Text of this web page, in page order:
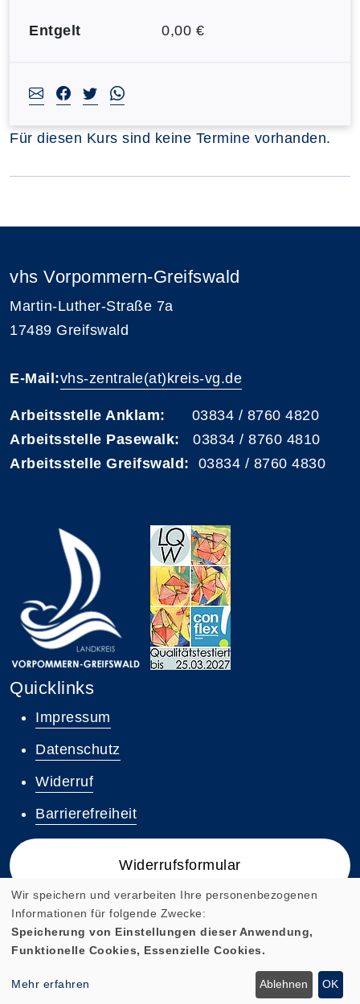
Entgelt 0,00 €
Für diesen Kurs sind keine Termine vorhanden.
vhs Vorpommern-Greifswald
Martin-Luther-Straße 7a
17489 Greifswald
E-Mail:vhs-zentrale(at)kreis-vg.de
Arbeitsstelle Anklam: 03834 / 8760 4820
Arbeitsstelle Pasewalk: 03834 / 8760 4810
Arbeitsstelle Greifswald: 03834 / 8760 4830
Quicklinks
Impressum
Datenschutz
Widerruf
Barrierefreiheit
Widerrufsformular
Cookie Einstellungen
Wir speichern und verarbeiten Ihre personenbezogenen
Informationen für folgende Zwecke:
Speicherung von Einstellungen dieser Anwendung,
Funktionelle Cookies, Essenzielle Cookies.
Mehr erfahren Ablehnen OK